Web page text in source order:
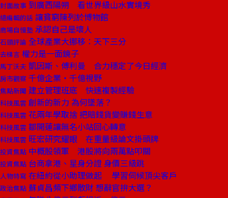
封面故事 到廣西陽朔 看世界級山水實境秀
總編輯的話 讓貧窮陳列於博物館
商場自慢塾 承認自己是壞人
石頭評論 全球產業大挪移：天下三分
去梯言 權力是一面鏡子
馬丁沃夫 凱因斯、傅利曼 合力穩定了今日經濟
房市觀察 千億企業‧千億視野
焦點新聞 建立管理班底 快速複製經驗
科技風雲 創新的新力 為何墜落？
科技風雲 花兩年學取捨 把賠錢貨變賺錢生意
科技風雲 鄒開蓮讓無名小站回心轉意
科技風雲 旺宏研究耀眼 在重量級論文掛頭牌
投資焦點 中概股領軍 港股將向兩萬點叩關
投資焦點 台商拿港、星身分證 身價三級跳
人物特寫 在紐約從小助理做起 學習伺候頂尖客戶
政治焦點 蘇貞昌頻下鄉散財 想辭官拚大選？